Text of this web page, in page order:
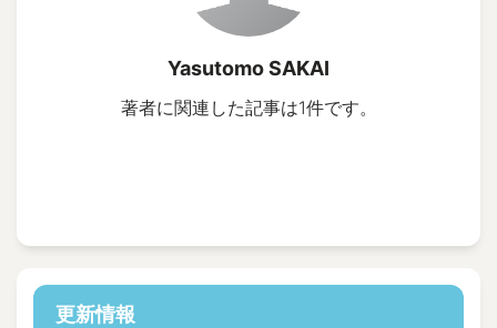
Yasutomo SAKAI
著者に関連した記事は1件です。
更新情報